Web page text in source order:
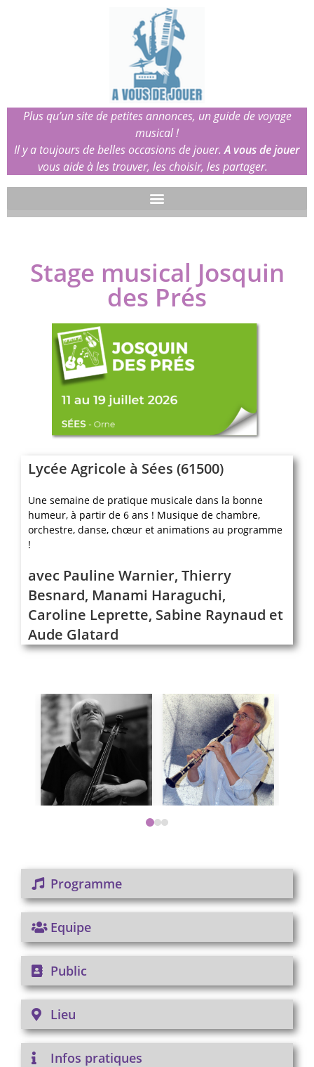
Plus qu’un site de petites annonces, un guide de voyage
musical !
Il y a toujours de belles occasions de jouer.A vous de jouer
vous aide à les trouver, les choisir, les partager.
Stage musical Josquin
des Prés
Lycée Agricole à Sées (61500)
Une semaine de pratique musicale dans la bonne
humeur, à partir de 6 ans ! Musique de chambre,
orchestre, danse, chœur et animations au programme
!
avec Pauline Warnier, Thierry
Besnard, Manami Haraguchi,
Caroline Leprette, Sabine Raynaud et
Aude Glatard
Programme
Equipe
Public
Lieu
Infos pratiques